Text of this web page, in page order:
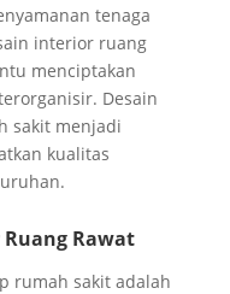
tenaga
interior ruang
menciptakan
Desain
sakit menjadi
kualitas
Rawat
rumah sakit adalah